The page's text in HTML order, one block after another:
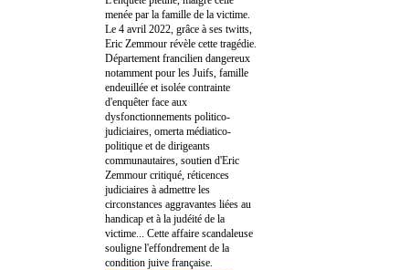
menée par la famille de la victime.
Le 4 avril 2022, grâce à ses twitts,
Eric Zemmour révèle cette tragédie.
Département francilien dangereux
notamment pour les Juifs, famille
endeuillée et isolée contrainte
d'enquêter face aux
dysfonctionnements politico-
judiciaires, omerta médiatico-
politique et de dirigeants
communautaires, soutien d'Eric
Zemmour critiqué, réticences
judiciaires à admettre les
circonstances aggravantes liées au
handicap et à la judéité de la
victime... Cette affaire scandaleuse
souligne l'effondrement de la
condition juive française.